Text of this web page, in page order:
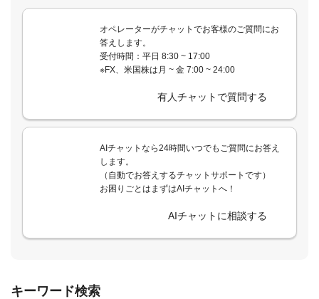
オペレーターがチャットでお客様のご質問にお
答えします。
受付時間：平日 8:30 ~ 17:00
※FX、米国株は月 ~ 金 7:00 ~ 24:00
有人チャットで質問する
AIチャットなら24時間いつでもご質問にお答え
します。
（自動でお答えするチャットサポートです）
お困りごとはまずはAIチャットへ！
AIチャットに相談する
キーワード検索